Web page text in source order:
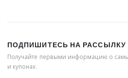
ПОДПИШИТЕСЬ НА РАССЫЛКУ
Получайте первыми информацию о
и купонах.